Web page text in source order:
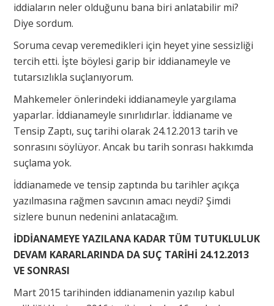
iddiaların neler olduğunu bana biri anlatabilir mi?
Diye sordum.
Soruma cevap veremedikleri için heyet yine sessizliği
tercih etti. İşte böylesi garip bir iddianameyle ve
tutarsızlıkla suçlanıyorum.
Mahkemeler önlerindeki iddianameyle yargılama
yaparlar. İddianameyle sınırlıdırlar. İddianame ve
Tensip Zaptı, suç tarihi olarak 24.12.2013 tarih ve
sonrasını söylüyor. Ancak bu tarih sonrası hakkımda
suçlama yok.
İddianamede ve tensip zaptında bu tarihler açıkça
yazılmasına rağmen savcının amacı neydi? Şimdi
sizlere bunun nedenini anlatacağım.
İDDİANAMEYE YAZILANA KADAR TÜM TUTUKLULUK
DEVAM KARARLARINDA DA SUÇ TARİHİ 24.12.2013
VE SONRASI
Mart 2015 tarihinden iddianamenin yazılıp kabul